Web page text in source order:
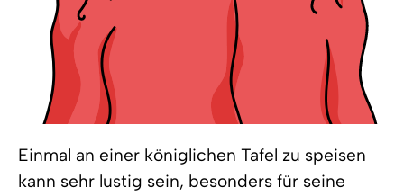
Einmal an einer königlichen Tafel zu speisen
kann sehr lustig sein, besonders für seine